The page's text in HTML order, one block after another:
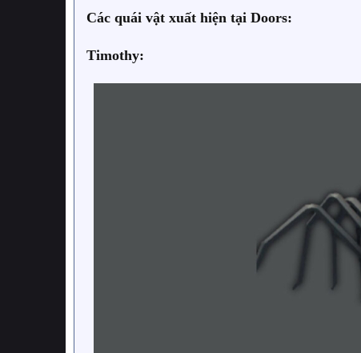
Các quái vật xuất hiện tại Doors:
Timothy: